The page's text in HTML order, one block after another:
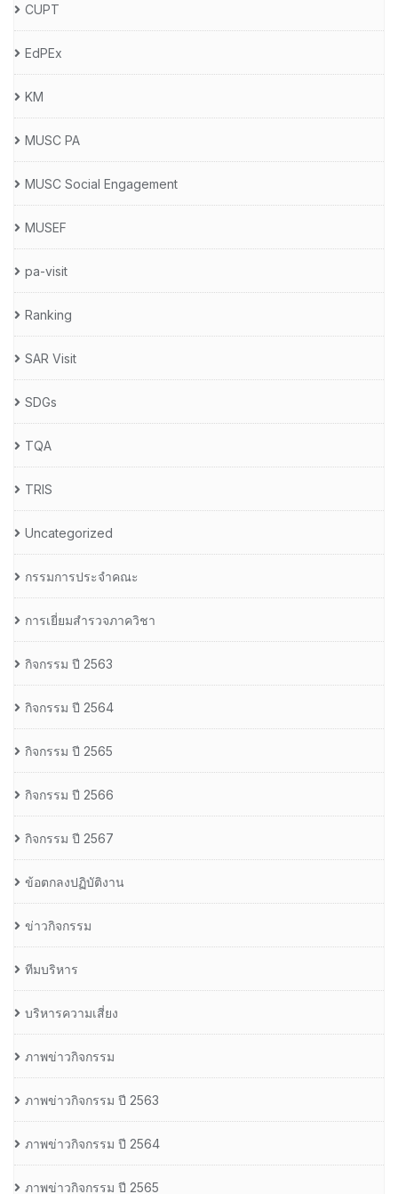
CUPT
EdPEx
KM
MUSC PA
MUSC Social Engagement
MUSEF
pa-visit
Ranking
SAR Visit
SDGs
TQA
TRIS
Uncategorized
กรรมการประจำคณะ
การเยี่ยมสำรวจภาควิชา
กิจกรรม ปี 2563
กิจกรรม ปี 2564
กิจกรรม ปี 2565
กิจกรรม ปี 2566
กิจกรรม ปี 2567
ข้อตกลงปฏิบัติงาน
ข่าวกิจกรรม
ทีมบริหาร
บริหารความเสี่ยง
ภาพข่าวกิจกรรม
ภาพข่าวกิจกรรม ปี 2563
ภาพข่าวกิจกรรม ปี 2564
ภาพข่าวกิจกรรม ปี 2565